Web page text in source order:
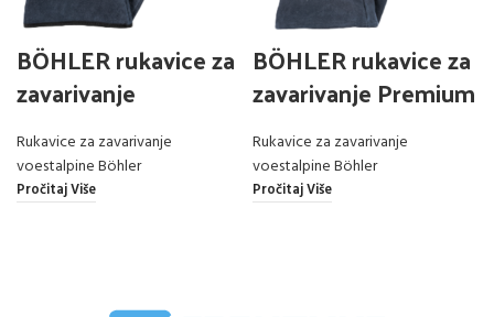
BÖHLER rukavice za
zavarivanje
Rukavice za zavarivanje
voestalpine Böhler
Pročitaj Više
BÖHLER rukavice za
zavarivanje Premium
Rukavice za zavarivanje
voestalpine Böhler
Pročitaj Više